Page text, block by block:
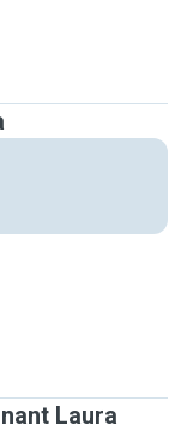
Laura